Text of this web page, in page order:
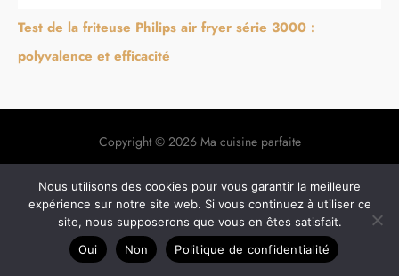
Test de la friteuse Philips air fryer série 3000 :
polyvalence et efficacité
Copyright © 2026 Ma cuisine parfaite
Contact
Plan du site
Mentions légales
Politique de confidentialité
Nous utilisons des cookies pour vous garantir la meilleure
expérience sur notre site web. Si vous continuez à utiliser ce
site, nous supposerons que vous en êtes satisfait.
Oui
Non Politique de confidentialité